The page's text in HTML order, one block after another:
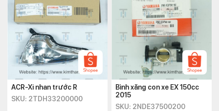
ACR-Xi nhan trước R
SKU: 2TDH33200000
Bình xăng con xe EX 150cc
2015
SKU: 2NDE37500200